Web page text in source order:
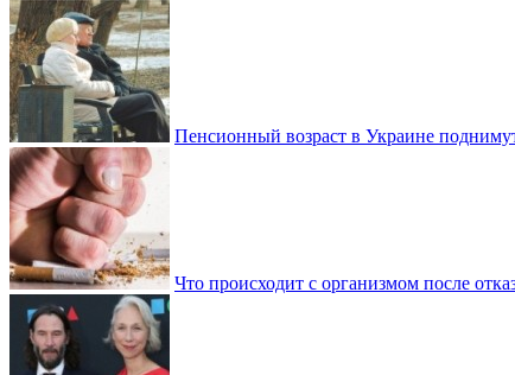
Пенсионный возраст в Украине
Что происходит с организмом после